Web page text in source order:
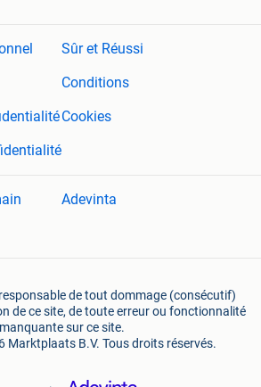
Sûr et Réussi
Conditions
Cookies
Adevinta
de tout dommage (consécutif)
de ce site, de toute erreur ou fonctionnalité
manquante sur ce site.
Marktplaats B.V. Tous droits réservés.